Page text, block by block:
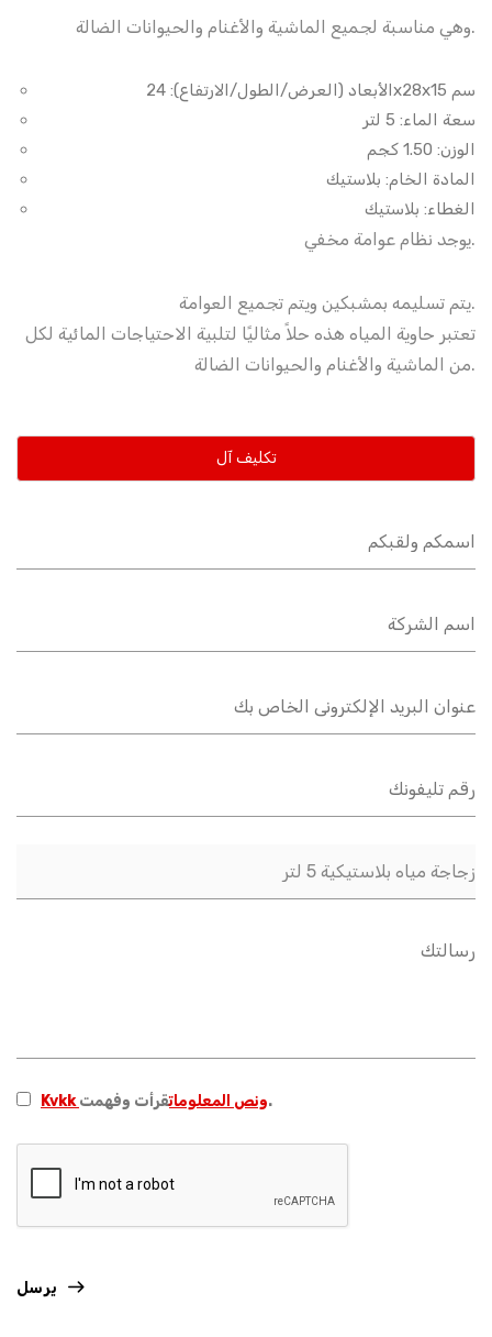
وهي مناسبة لجميع الماشية والأغنام والحيوانات الضالة.
الأبعاد (العرض/الطول/الارتفاع): 24x28x15 سم
سعة الماء: 5 لتر
الوزن: 1.50 كجم
المادة الخام: بلاستيك
الغطاء: بلاستيك
يوجد نظام عوامة مخفي.
يتم تسليمه بمشبكين ويتم تجميع العوامة.
تعتبر حاوية المياه هذه حلاً مثاليًا لتلبية الاحتياجات المائية لكل
من الماشية والأغنام والحيوانات الضالة.
تكليف آل
Kvkk ونص المعلوماتقرأت وفهمت.